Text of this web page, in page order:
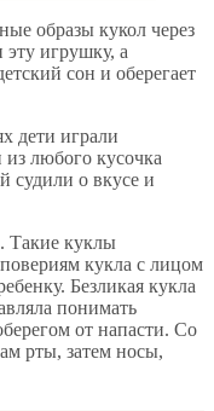
образы кукол через
эту игрушку, а
сон и оберегает
дети играли
любого кусочка
судили о вкусе и
Такие куклы
кукла с лицом
Безликая кукла
понимать
от напасти. Со
рты, затем носы,